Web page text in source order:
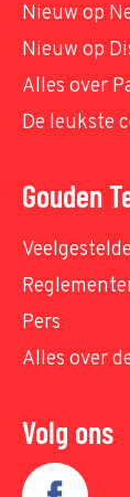
Nieuw op
Nieuw op
Alles over
De leukste
Gouden
Pers
Alles over
Volg ons